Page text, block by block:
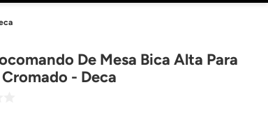
De Mesa Bica Alta Para
- Deca